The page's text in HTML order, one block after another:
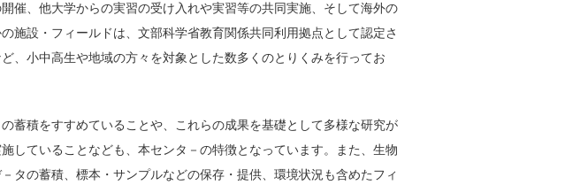
催、他大学からの実習の受け入れや実習等の共同実施、そして海外の
施設・フィールドは、文部科学省教育関係共同利用拠点として認定さ
、小中高生や地域の方々を対象とした数多くのとりくみを行ってお
蓄積をすすめていることや、これらの成果を基礎として多様な研究が
していることなども、本センタ－の特徴となっています。また、生物
タの蓄積、標本・サンプルなどの保存・提供、環境状況も含めたフィ